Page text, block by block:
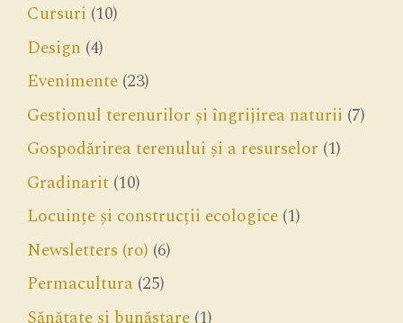
Cursuri (10)
Design (4)
Evenimente (23)
Gestionul terenurilor și îngrijirea naturii (7)
Gospodărirea terenului și a resurselor (1)
Gradinarit (10)
Locuințe și construcții ecologice (1)
Newsletters (ro) (6)
Permacultura (25)
Sănătate și bunăstare (1)